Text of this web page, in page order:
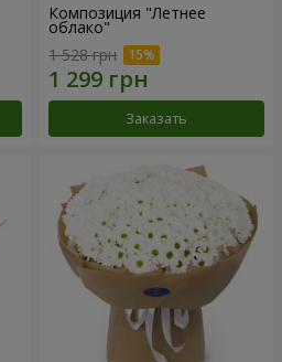
Композиция "Летнее
облако"
1 528 грн
Заказать